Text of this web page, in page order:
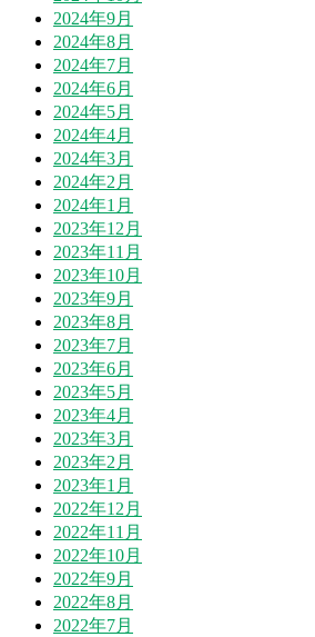
2024年9月
2024年8月
2024年7月
2024年6月
2024年5月
2024年4月
2024年3月
2024年2月
2024年1月
2023年12月
2023年11月
2023年10月
2023年9月
2023年8月
2023年7月
2023年6月
2023年5月
2023年4月
2023年3月
2023年2月
2023年1月
2022年12月
2022年11月
2022年10月
2022年9月
2022年8月
2022年7月